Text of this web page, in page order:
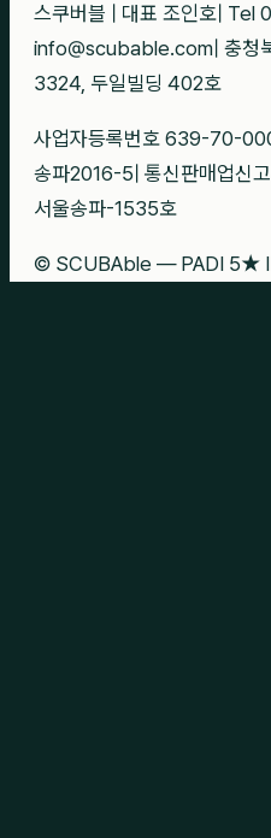
스쿠버블 대표 조인호 Tel
info@scubable.com 충청
3324, 두일빌딩 402호
사업자등록번호 639-70-
송파2016-5 통신판매업신
서울송파-1535호
© SCUBAble — PADI 5★